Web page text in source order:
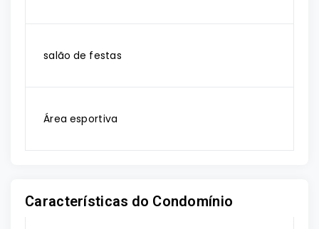
salão de festas
Área esportiva
Características do Condomínio